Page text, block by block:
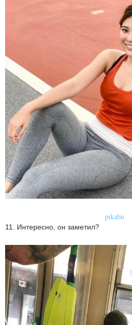
pikabu
11. Интересно, он заметил?